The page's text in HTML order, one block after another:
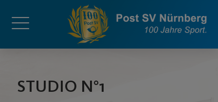
STUDIO N°1